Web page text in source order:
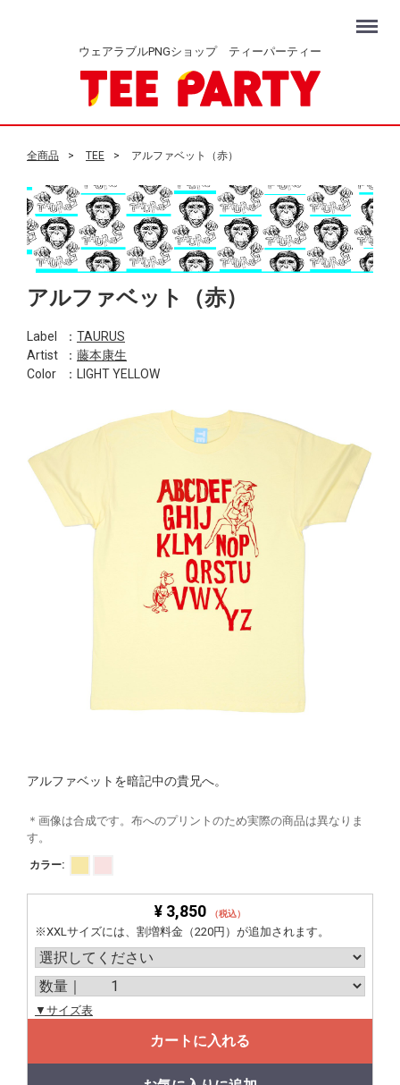
ウェアラブルPNGショップ ティーパーティー
Menu
全商品 TEE アルファベット（赤）
アルファベット（赤）
Label ： TAURUS
Artist
： 藤本康生
Color
：LIGHT YELLOW
アルファベットを暗記中の貴兄へ。
＊画像は合成です。布へのプリントのため実際の商品は異なりま
す。
カラー:
¥ 3,850 （税込）
※XXLサイズには、割増料金（220円）が追加されます。
▼サイズ表
カートに入れる